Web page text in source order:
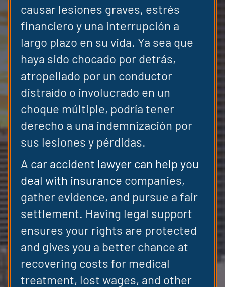
causar lesiones graves, estrés
financiero y una interrupción a
largo plazo en su vida. Ya sea que
haya sido chocado por detrás,
atropellado por un conductor
distraído o involucrado en un
choque múltiple, podría tener
derecho a una indemnización por
sus lesiones y pérdidas.
A car accident lawyer can help you
deal with insurance companies,
gather evidence, and pursue a fair
settlement. Having legal support
ensures your rights are protected
and gives you a better chance at
recovering costs for medical
treatment, lost wages, and other